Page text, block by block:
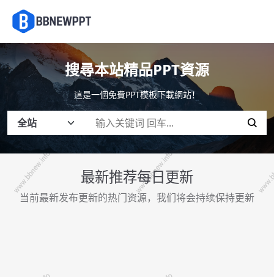
搜尋本站精品PPT資源
這是一個免費PPT模板下載網站！
最新推荐每日更新
当前最新发布更新的热门资源，我们将会持续保持更新